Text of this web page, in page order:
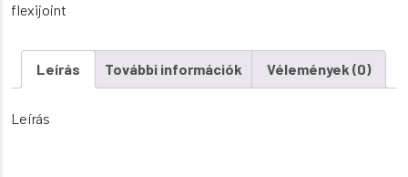
flexijoint
Leírás További információk Vélemények (0)
Leírás